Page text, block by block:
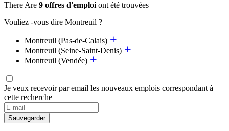
There Are 9 offres d'emploi ont été trouvées
Vouliez -vous dire Montreuil ?
Montreuil (Pas-de-Calais)
Montreuil (Seine-Saint-Denis)
Montreuil (Vendée)
Je veux recevoir par email les nouveaux emplois correspondant à
cette recherche
Sauvegarder